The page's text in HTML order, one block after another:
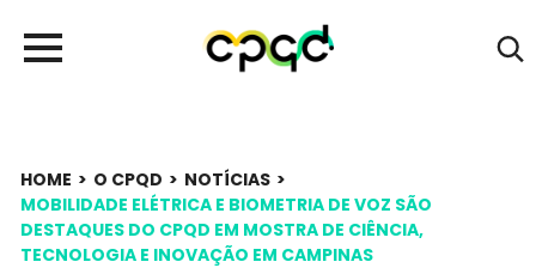
HOME > O CPQD > NOTÍCIAS >
MOBILIDADE ELÉTRICA E BIOMETRIA DE VOZ SÃO
DESTAQUES DO CPQD EM MOSTRA DE CIÊNCIA,
TECNOLOGIA E INOVAÇÃO EM CAMPINAS